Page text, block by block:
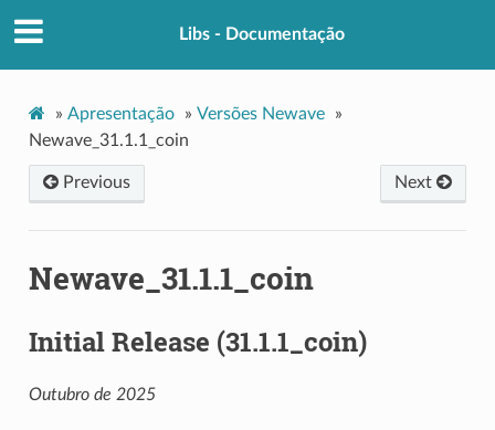
Libs - Documentação
» Apresentação » Versões Newave
»
Newave_31.1.1_coin
Next
Previous
Newave_31.1.1_coin
Initial Release (31.1.1_coin)
Outubro de 2025